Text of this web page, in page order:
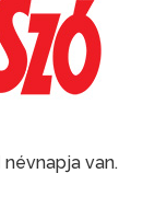
névnapja van.